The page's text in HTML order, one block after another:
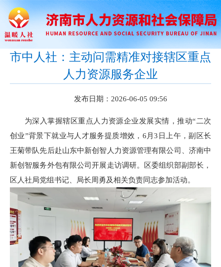
市中人社：主动问需精准对接辖区重点
人力资源服务企业
发布日期：2026-06-05 09:56
为深入掌握辖区重点人力资源企业发展实情，推动“二次
创业”背景下就业与人才服务提质增效，6月3日上午，副区长
王菊带队先后赴山东中新创智人力资源管理有限公司、济南中
新创智服务外包有限公司开展走访调研。区委组织部副部长，
区人社局党组书记、局长周勇及相关负责同志参加活动。